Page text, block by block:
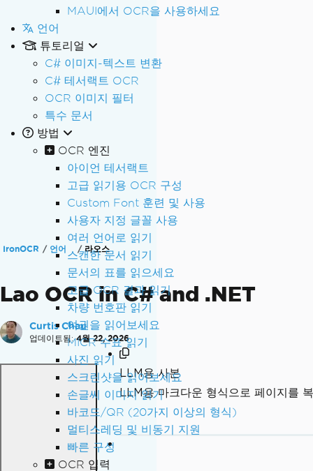
MAUI에서 OCR을 사용하세요
언어
튜토리얼
C# 이미지-텍스트 변환
C# 테서랙트 OCR
OCR 이미지 필터
특수 문서
방법
OCR 엔진
아이언 테서랙트
고급 읽기용 OCR 구성
Custom Font 훈련 및 사용
사용자 지정 글꼴 사용
여러 언어로 읽기
스캔한 문서 읽기
문서의 표를 읽으세요
고급 OCR 결과 읽기
차량 번호판 읽기
여권을 읽어보세요
MICR 수표 읽기
사진 읽기
스크린샷을 읽어보세요
손글씨 이미지 읽기
바코드/QR (20가지 이상의 형식)
멀티스레딩 및 비동기 지원
빠른 구성
OCR 입력
IronOCR 언어 라오스
Lao OCR in C# and .NET
Curtis Chau
업데이트됨: 4월 22, 2026
LLM용 사본
LLM용 마크다운 형식으로 페이지를